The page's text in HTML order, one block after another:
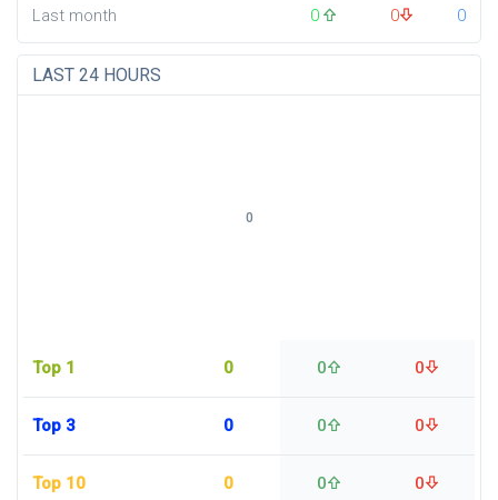
Last month
0 0 0
LAST 24 HOURS
Top 1 0 0 0
Top 3 0 0 0
Top 10 0 0 0
0